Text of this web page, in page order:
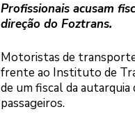
Profissionais acusam
direção do Foztrans.
Motoristas de
frente ao Instituto de
de um fiscal da autarquia
passageiros.